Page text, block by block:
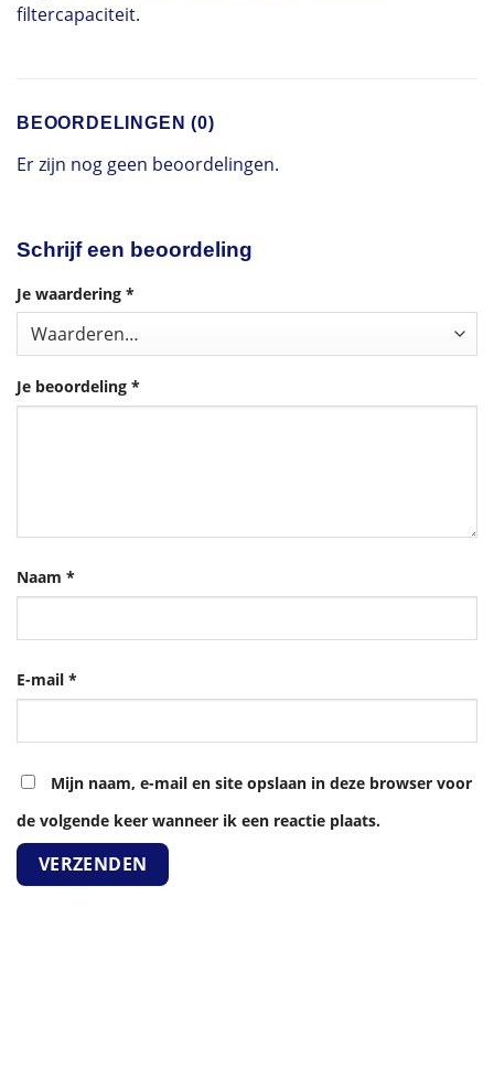
filtercapaciteit.
BEOORDELINGEN (0)
Er zijn nog geen beoordelingen.
Schrijf een beoordeling
Je waardering *
Je beoordeling *
Naam *
E-mail *
Mijn naam, e-mail en site opslaan in deze browser voor
de volgende keer wanneer ik een reactie plaats.